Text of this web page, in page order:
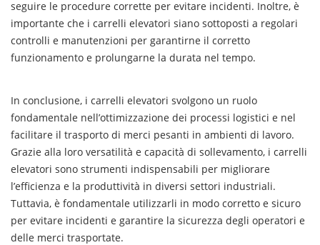
seguire le procedure corrette per evitare incidenti. Inoltre, è
importante che i carrelli elevatori siano sottoposti a regolari
controlli e manutenzioni per garantirne il corretto
funzionamento e prolungarne la durata nel tempo.
In conclusione, i carrelli elevatori svolgono un ruolo
fondamentale nell’ottimizzazione dei processi logistici e nel
facilitare il trasporto di merci pesanti in ambienti di lavoro.
Grazie alla loro versatilità e capacità di sollevamento, i carrelli
elevatori sono strumenti indispensabili per migliorare
l’efficienza e la produttività in diversi settori industriali.
Tuttavia, è fondamentale utilizzarli in modo corretto e sicuro
per evitare incidenti e garantire la sicurezza degli operatori e
delle merci trasportate.